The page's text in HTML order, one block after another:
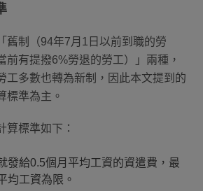
舊制（94年7月1日以前到職的勞
前有提撥6%勞退的勞工）」兩種，
工多數也轉為新制，因此本文提到的
標準為主。
算標準如下：
發給0.5個月平均工資的資遣費，最
均工資為限。